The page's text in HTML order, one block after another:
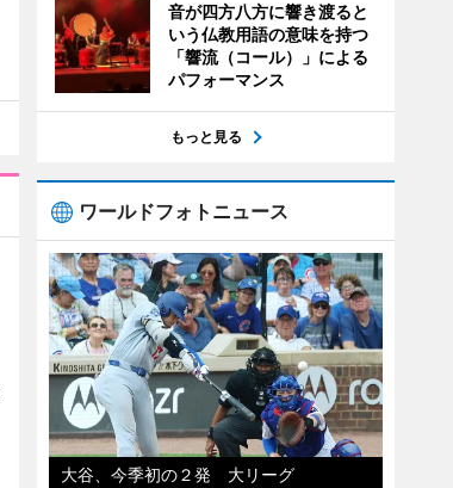
音が四方八方に響き渡ると
いう仏教用語の意味を持つ
「響流（コール）」による
パフォーマンス
もっと見る
ワールドフォトニュース
大谷、今季初の２発 大リーグ